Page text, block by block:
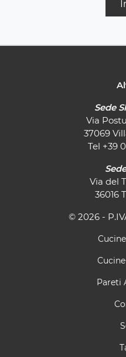
Sede
Via
37069
Tel +39
Via del
36016
© 2026 -
Pareti